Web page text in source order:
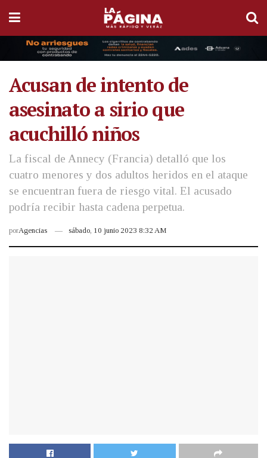
Acusan de intento de
asesinato a sirio que
acuchilló niños
La fiscal de Annecy (Francia) detalló que los
cuatro menores y dos adultos heridos en el ataque
se encuentran fuera de riesgo vital. El acusado
podría recibir hasta cadena perpetua.
porAgencias sábado, 10 junio 2023 8:32 AM